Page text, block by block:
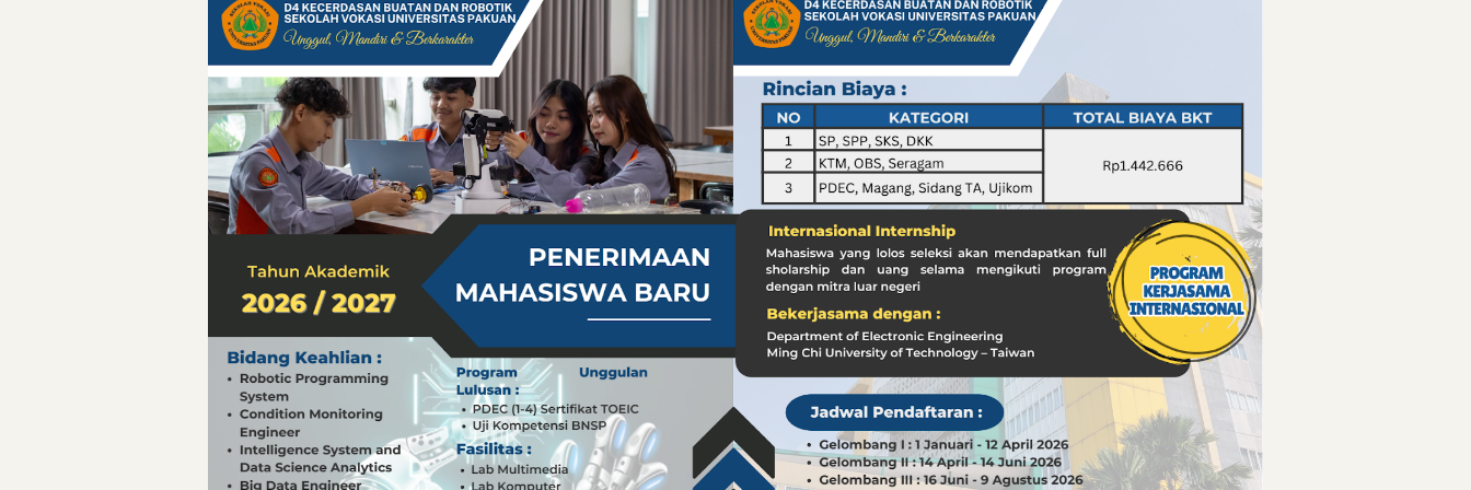
Pelajaran Berharga dari Kasus dr. Tifa dan Roy Suryo
Erling Haaland: Koleksi Tas Mewah yang Menginspirasi
Menteri PAN-RB: Peran ASN dalam Penyampaian Informasi yang Akurat
Menteri PAN-RB: Pilar Penyampaian Informasi yang Akurat untuk Masyarakat
Inovasi Teknologi di Timur Tengah: Membuka Peluang Baru
Detik-Detik yang Mengubah Dunia Teknologi
Hari Pelaut Sedunia: Menghargai Peran Pelaut di Balik Kemakmuran Bangsa
Gempa Dashyat di Venezuela: Kondisi WNI dan Dampak Global
Hari Pelaut Sedunia: Menghargai Peran Penting Pelaut dalam Perekonomian Global